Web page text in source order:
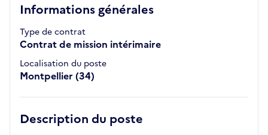
Informations générales
Type de contrat
Contrat de mission intérimaire
Localisation du poste
Montpellier (34)
Description du poste